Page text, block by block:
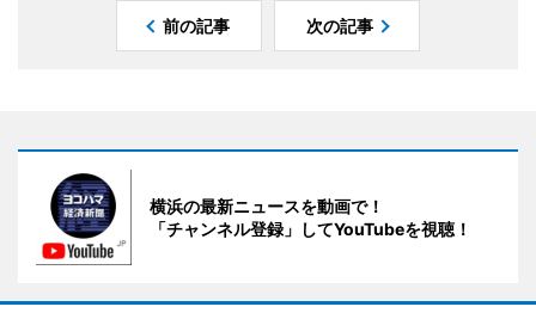
前の記事 次の記事
横浜の最新ニュースを動画で！
「チャンネル登録」してYouTubeを視聴！